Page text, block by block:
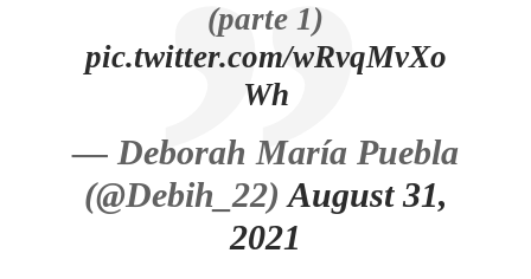
(parte 1)
pic.twitter.com/wRvqMvXo
Wh
— Deborah María Puebla
(@Debih_22)August 31,
2021